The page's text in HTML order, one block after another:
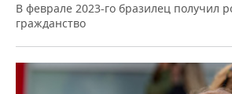
В феврале 2023-го бразилец получил
гражданство